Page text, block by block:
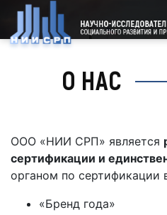
О НАС
ООО «НИИ СРП» является
сертификации и
органом по сертификации
«Бренд года»